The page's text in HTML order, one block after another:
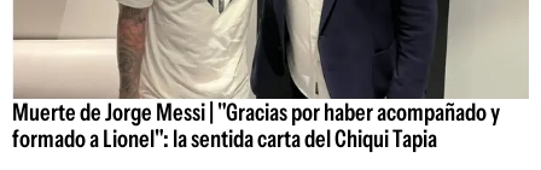
Muerte de Jorge Messi | "Gracias por haber acompañado y
formado a Lionel": la sentida carta del Chiqui Tapia